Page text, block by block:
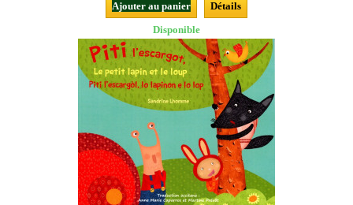
Ajouter au panier
Détails
Disponible